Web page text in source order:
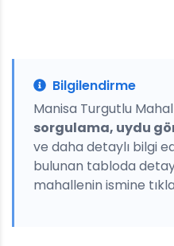
Bilgilendirme
Manisa Turgutlu
sorgulama, uydu
ve daha detaylı bilgi
bulunan tabloda
mahallenin ismine